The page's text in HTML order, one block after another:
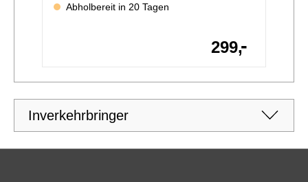
Abholbereit in 20 Tagen
299,
-
Inverkehrbringer